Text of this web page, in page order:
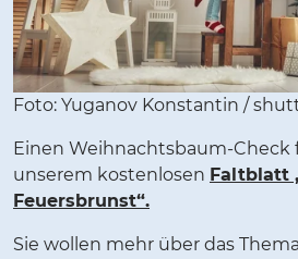
Foto: Yuganov Konstantin /
Einen Weihnachtsbaum-Check
unserem kostenlosen Faltblatt
Feuersbrunst“.
Sie wollen mehr über das